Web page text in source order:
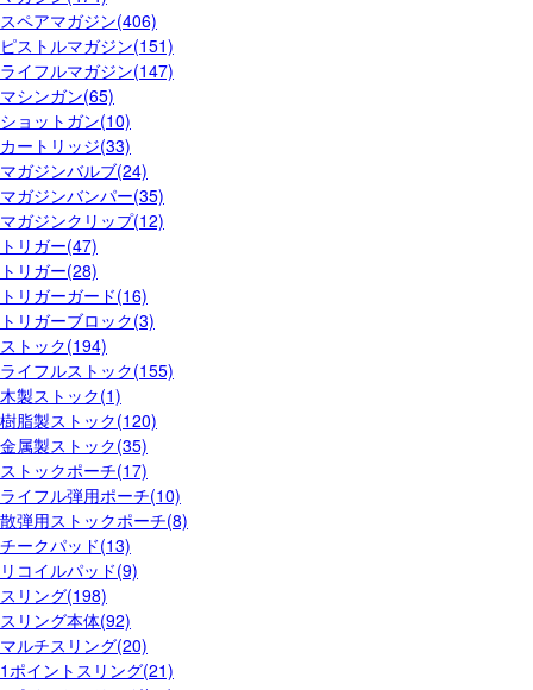
スペアマガジン(406)
ピストルマガジン(151)
ライフルマガジン(147)
マシンガン(65)
ショットガン(10)
カートリッジ(33)
マガジンバルブ(24)
マガジンバンパー(35)
マガジンクリップ(12)
トリガー(47)
トリガー(28)
トリガーガード(16)
トリガーブロック(3)
ストック(194)
ライフルストック(155)
木製ストック(1)
樹脂製ストック(120)
金属製ストック(35)
ストックポーチ(17)
ライフル弾用ポーチ(10)
散弾用ストックポーチ(8)
チークパッド(13)
リコイルパッド(9)
スリング(198)
スリング本体(92)
マルチスリング(20)
1ポイントスリング(21)